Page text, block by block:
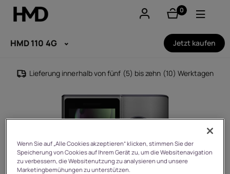
0
Artikel
Smartphones
Feature phones
Zubehör
Angebote
HMD 110 4G Jetzt kaufen
Lieferung innerhalb von fünf (5) bis zehn (10) Werktagen
Wenn Sie auf „Alle Cookies akzeptieren“ klicken, stimmen Sie der
Speicherung von Cookies auf Ihrem Gerät zu, um die Websitenavigation
zu verbessern, die Websitenutzung zu analysieren und unsere
Marketingbemühungen zu unterstützen.